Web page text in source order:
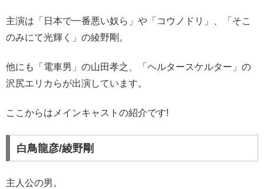
主演は「日本で一番悪い奴ら」や「コウノドリ」、「そこ
のみにて光輝く」の綾野剛。
他にも「電車男」の山田孝之、「ヘルタースケルター」の
沢尻エリカらが出演しています。
ここからはメインキャストの紹介です!
白鳥龍彦/綾野剛
主人公の男。